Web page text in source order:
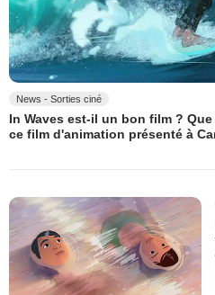
News - Sorties ciné
In Waves est-il un bon film ?
ce film d'animation présenté à